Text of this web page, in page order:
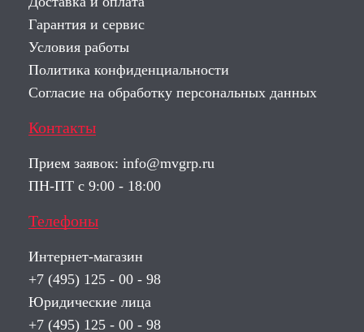
Гарантия и сервис
Условия работы
Политика конфиденциальности
Согласие на обработку персональных данных
Контакты
Прием заявок: info@mvgrp.ru
ПН-ПТ с 9:00 - 18:00
Телефоны
Интернет-магазин
+7 (495) 125 - 00 - 98
Юридические лица
+7 (495) 125 - 00 - 98